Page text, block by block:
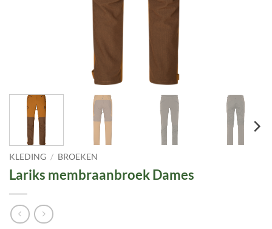
KLEDING / BROEKEN
Lariks membraanbroek Dames